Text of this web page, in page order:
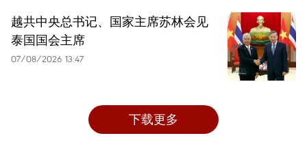
越共中央总书记、国家主席苏林会见
泰国国会主席
07/08/2026 13:47
下载更多